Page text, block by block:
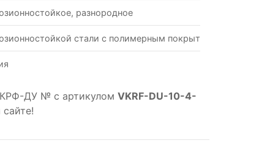
разнородное
стали с полимерным покрытием
ДУ № с артикулом VKRF-DU-10-4-